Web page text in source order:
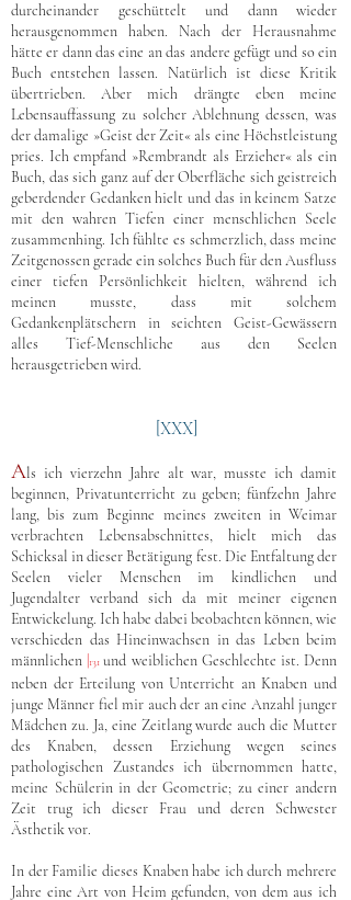
durcheinander geschüttelt und dann wieder
herausgenommen haben. Nach der Herausnahme
hätte er dann das eine an das andere gefügt und so ein
Buch entstehen lassen. Natürlich ist diese Kritik
übertrieben. Aber mich drängte eben meine
Lebensauffassung zu solcher Ablehnung dessen, was
der damalige »Geist der Zeit« als eine Höchstleistung
pries. Ich empfand »Rembrandt als Erzieher« als ein
Buch, das sich ganz auf der Oberfläche sich geistreich
geberdender Gedanken hielt und das in keinem Satze
mit den wahren Tiefen einer menschlichen Seele
zusammenhing. Ich fühlte es schmerzlich, dass meine
Zeitgenossen gerade ein solches Buch für den Ausfluss
einer tiefen Persönlichkeit hielten, während ich
meinen musste, dass mit solchem
Gedankenplätschern in seichten Geist-Gewässern
alles Tief-Menschliche aus den Seelen
herausgetrieben wird.
[XXX]
Als ich vierzehn Jahre alt war, musste ich damit
beginnen, Privatunterricht zu geben; fünfzehn Jahre
lang, bis zum Beginne meines zweiten in Weimar
verbrachten Lebensabschnittes, hielt mich das
Schicksal in dieser Betätigung fest. Die Entfaltung der
Seelen vieler Menschen im kindlichen und
Jugendalter verband sich da mit meiner eigenen
Entwickelung. Ich habe dabei beobachten können, wie
verschieden das Hineinwachsen in das Leben beim
männlichen 131und weiblichen Geschlechte ist. Denn
neben der Erteilung von Unterricht an Knaben und
junge Männer fiel mir auch der an eine Anzahl junger
Mädchen zu. Ja, eine Zeitlang wurde auch die Mutter
des Knaben, dessen Erziehung wegen seines
pathologischen Zustandes ich übernommen hatte,
meine Schülerin in der Geometrie; zu einer andern
Zeit trug ich dieser Frau und deren Schwester
Ästhetik vor.
In der Familie dieses Knaben habe ich durch mehrere
Jahre eine Art von Heim gefunden, von dem aus ich